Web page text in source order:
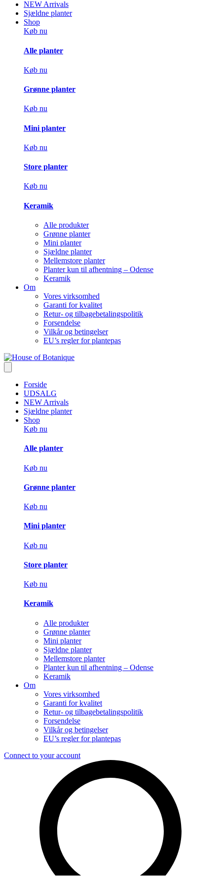
NEW Arrivals
Sjældne planter
Shop
Køb nu
Alle planter
Køb nu
Grønne planter
Køb nu
Mini planter
Køb nu
Store planter
Køb nu
Keramik
Alle produkter
Grønne planter
Mini planter
Sjældne planter
Mellemstore planter
Planter kun til afhentning – Odense
Keramik
Om
Vores virksomhed
Garanti for kvalitet
Retur- og tilbagebetalingspolitik
Forsendelse
Vilkår og betingelser
EU’s regler for plantepas
Forside
UDSALG
NEW Arrivals
Sjældne planter
Shop
Køb nu
Alle planter
Køb nu
Grønne planter
Køb nu
Mini planter
Køb nu
Store planter
Køb nu
Keramik
Alle produkter
Grønne planter
Mini planter
Sjældne planter
Mellemstore planter
Planter kun til afhentning – Odense
Keramik
Om
Vores virksomhed
Garanti for kvalitet
Retur- og tilbagebetalingspolitik
Forsendelse
Vilkår og betingelser
EU’s regler for plantepas
Connect to your account